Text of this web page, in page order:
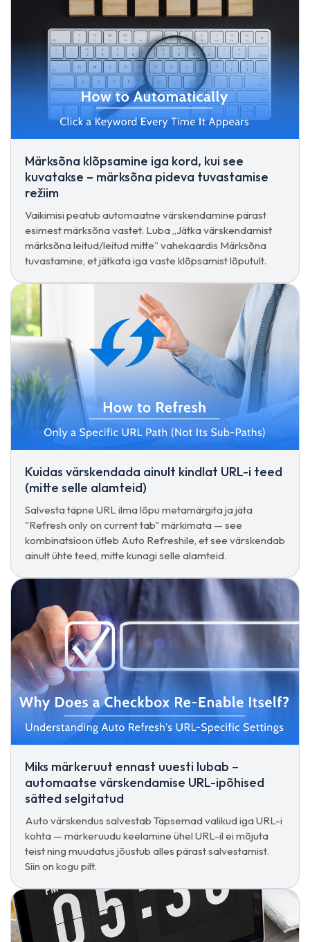
Märksõna klõpsamine iga kord, kui see
kuvatakse – märksõna pideva tuvastamise
režiim
Vaikimisi peatub automaatne värskendamine pärast
esimest märksõna vastet. Luba „Jätka värskendamist
märksõna leitud/leitud mitte” vahekaardis Märksõna
tuvastamine, et jätkata iga vaste klõpsamist lõputult.
Kuidas värskendada ainult kindlat URL-i teed
(mitte selle alamteid)
Salvesta täpne URL ilma lõpu metamärgita ja jäta
"Refresh only on current tab" märkimata — see
kombinatsioon ütleb Auto Refreshile, et see värskendab
ainult ühte teed, mitte kunagi selle alamteid.
Miks märkeruut ennast uuesti lubab –
automaatse värskendamise URL-ipõhised
sätted selgitatud
Auto värskendus salvestab Täpsemad valikud iga URL-i
kohta — märkeruudu keelamine ühel URL-il ei mõjuta
teist ning muudatus jõustub alles pärast salvestamist.
Siin on kogu pilt.